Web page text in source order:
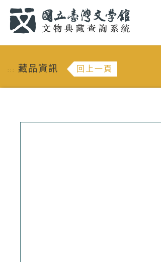
::: 藏品資訊 回上一頁